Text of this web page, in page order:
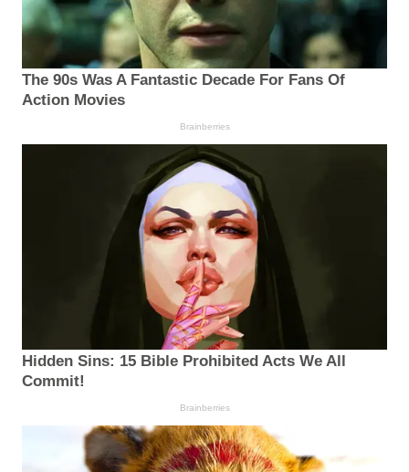
The 90s Was A Fantastic Decade For Fans Of
Action Movies
Brainberries
Hidden Sins: 15 Bible Prohibited Acts We All
Commit!
Brainberries